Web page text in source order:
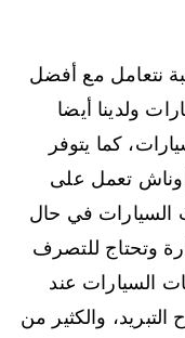
نتعامل مع أفضل
ولدينا أيضا
كما يتوفر
تعمل على
السيارات في حال
وتحتاج للتصرف
السيارات عند
والكثير من